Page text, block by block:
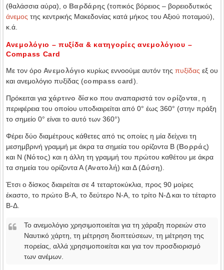
(θαλάσσια αύρα), ο Βαρδάρης (τοπικός βόρειος – βορειοδυτικός
άνεμος της κεντρικής Μακεδονίας κατά μήκος του Αξιού ποταμού),
κ.ά.
Ανεμολόγιο – πυξίδα & κατηγορίες ανεμολόγιου –
Compass Card
Με τον όρο Ανεμολόγιο κυρίως εννοούμε αυτόν της πυξίδας εξ ου
και ανεμολόγιο πυξίδας (compass card).
Πρόκειται για χάρτινο δίσκο που αναπαριστά τονορίζοντα , η
περιφέρεια του οποίου υποδιαιρείται από 0° έως 360° (στην πράξη
το σημείο 0° είναι το αυτό των 360°)
Φέρει δύο διαμέτρους κάθετες από τις οποίες η μία δείχνει τη
μεσημβρινή γραμμή με άκρα τα σημεία του ορίζοντα Β (Βορράς)
και Ν (Νότος) και η άλλη τη γραμμή του πρώτου καθέτου με άκρα
τα σημεία του ορίζοντα Α (Ανατολή) και Δ (Δύση).
Έτσι ο δίσκος διαιρείται σε 4 τεταρτοκύκλια, προς 90 μοίρες
έκαστο, το πρώτο Β-Α, το δεύτερο Ν-Α, το τρίτο Ν-Δ και το τέταρτο
Β-Δ.
Το ανεμολόγιο χρησιμοποιείται για τη χάραξη πορειών στο
Ναυτικό χάρτη, τη μέτρηση διοπτεύσεων, τη μέτρηση της
πορείας, αλλά χρησιμοποιείται και για τον προσδιορισμό
των ανέμων.